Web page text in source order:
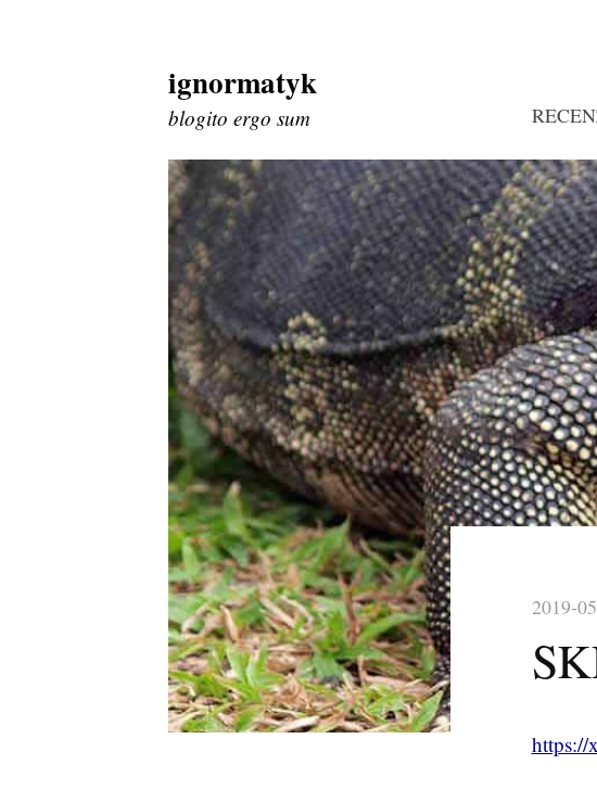
Skip
to
content
ignormatyk
blogito ergo sum
2019-
https://